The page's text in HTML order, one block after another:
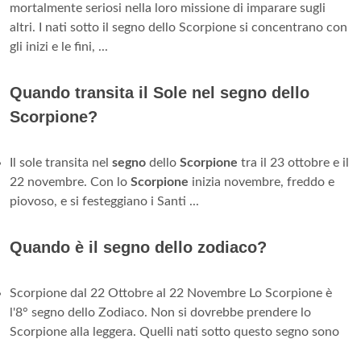
mortalmente seriosi nella loro missione di imparare sugli
altri. I nati sotto il segno dello Scorpione si concentrano con
gli inizi e le fini, ...
Quando transita il Sole nel segno dello
Scorpione?
Il sole transita nel segno dello Scorpione tra il 23 ottobre e il
22 novembre. Con lo Scorpione inizia novembre, freddo e
piovoso, e si festeggiano i Santi ...
Quando è il segno dello zodiaco?
Scorpione dal 22 Ottobre al 22 Novembre Lo Scorpione è
l'8° segno dello Zodiaco. Non si dovrebbe prendere lo
Scorpione alla leggera. Quelli nati sotto questo segno sono